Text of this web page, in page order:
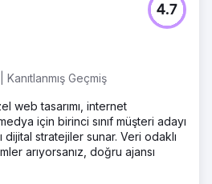
nakliyesi ve toptan agrega
Nail için daha fazla gelir
aşamasına yoğun bir
özel, benzersiz ve amaçlı
web tasarımı, geliştirme
güçlü ve uzman tavsiyeleri
Geçmiş
4.7
web tasarımı, internet
için birinci sınıf müşteri adayı
stratejiler sunar. Veri odaklı
arıyorsanız, doğru ajansı